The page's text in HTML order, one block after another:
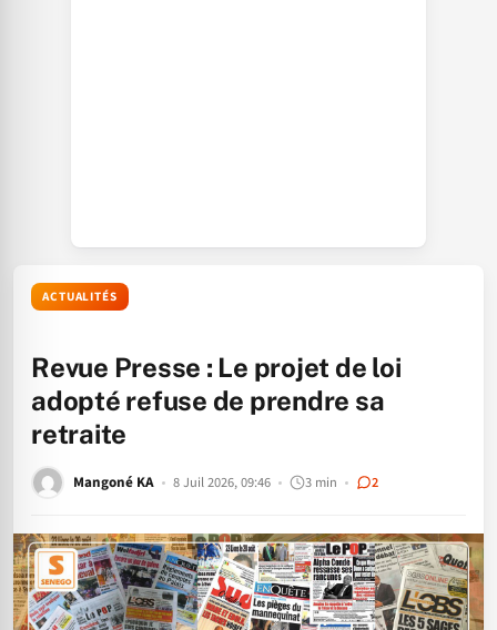
ACTUALITÉS
Revue Presse : Le projet de loi
adopté refuse de prendre sa
retraite
Mangoné KA 8 Juil 2026, 09:46 3 min 2